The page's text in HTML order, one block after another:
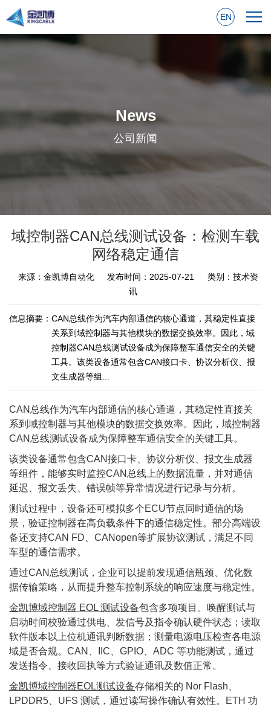
EN
News
公司新闻
域控制器CAN总线测试设备：检测车载
网络稳定通信
来源：金凯博自动化 发布时间：2025-07-21
类别：技术资
讯
信息摘要： CAN总线作为汽车内部通信的核心通道，其稳定性直接
关系到域控制器与其他模块的数据交换效率。因此，域
控制器CAN总线测试设备成为保障整车通信安全的关键
工具。该类设备通常包含CAN接口卡、协议分析仪、报
文生成器等组...
CAN总线作为汽车内部通信的核心通道，其稳定性直接关
系到域控制器与其他模块的数据交换效率。因此，域控制器
CAN总线测试设备成为保障整车通信安全的关键工具。
该类设备通常包含CAN接口卡、协议分析仪、报文生成器
等组件，能够实时监控CAN总线上的数据流量，并对通信
延迟、报文丢失、错误帧等异常情况进行记录与分析。
测试过程中，设备还可模拟多个ECU节点同时通信的场
景，验证控制器在高负载条件下的通信稳定性。部分高端设
备还支持CAN FD、CANopen等扩展协议测试，满足不同
车型的通信需求。
通过CAN总线测试，企业可以提前发现通信瓶颈、优化数
据传输策略，从而提升整车控制系统的响应速度与稳定性。
金凯博域控制器 EOL 测试设备包含多项项目。唤醒测试与
启动时间校验通过供电、发信号及指令确认硬件状态；读取
软件版本以上位机通讯判断数据；测量电源电压检查各电源
域是否合规。CAN、IIC、GPIO、ADC 等功能测试，通过
发送指令、接收回执等方式验证通讯及数值正常。
金凯博域控制器EOL测试设备存储相关的 Nor Flash、
LPDDR5、UFS 测试，通过读写操作确认有效性。ETH 功